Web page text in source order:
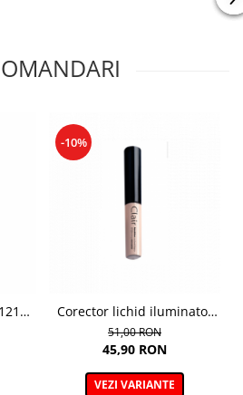
-10%
Corector lichid iluminator
Clair Brightening 01
Porcelain - 6ml
51,00 RON
45,90 RON
VEZI VARIANTE